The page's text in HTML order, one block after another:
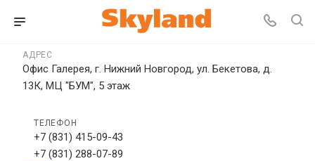
АДРЕС
Офис Галерея, г. Нижний Новгород, ул. Бекетова, д.
13К, МЦ "БУМ", 5 этаж
ТЕЛЕФОН
+7 (831) 415-09-43
+7 (831) 288-07-89